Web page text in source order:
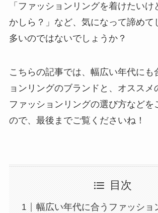
「ファッションリングを着けたい
かしら？」など、気になって諦めて
多いのではないでしょうか？
こちらの記事では、幅広い年代にも
ョンリングのブランドと、オススメ
ファッションリングの選び方などを
ので、最後までご覧くださいね！
目次
幅広い年代に合うファッショ